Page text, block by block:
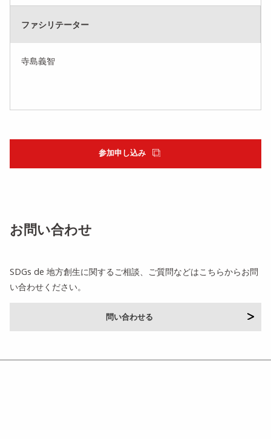
ファシリテーター
寺島義智
参加申し込み
お問い合わせ
SDGs de 地方創生に関するご相談、ご質問などはこちらからお問
い合わせください。
問い合わせる